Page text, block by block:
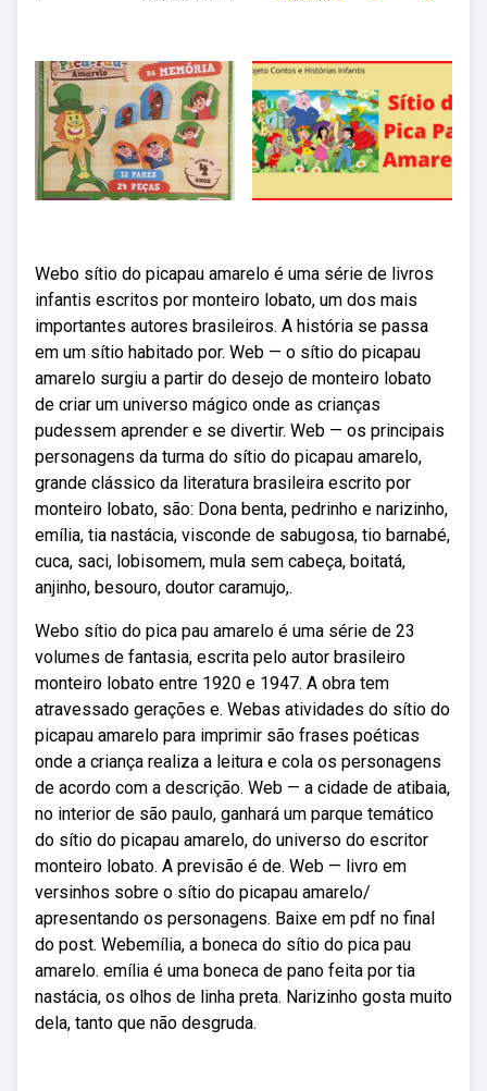
Webo sítio do picapau amarelo é uma série de livros
infantis escritos por monteiro lobato, um dos mais
importantes autores brasileiros. A história se passa
em um sítio habitado por. Web — o sítio do picapau
amarelo surgiu a partir do desejo de monteiro lobato
de criar um universo mágico onde as crianças
pudessem aprender e se divertir. Web — os principais
personagens da turma do sítio do picapau amarelo,
grande clássico da literatura brasileira escrito por
monteiro lobato, são: Dona benta, pedrinho e narizinho,
emília, tia nastácia, visconde de sabugosa, tio barnabé,
cuca, saci, lobisomem, mula sem cabeça, boitatá,
anjinho, besouro, doutor caramujo,.
Webo sítio do pica pau amarelo é uma série de 23
volumes de fantasia, escrita pelo autor brasileiro
monteiro lobato entre 1920 e 1947. A obra tem
atravessado gerações e. Webas atividades do sítio do
picapau amarelo para imprimir são frases poéticas
onde a criança realiza a leitura e cola os personagens
de acordo com a descrição. Web — a cidade de atibaia,
no interior de são paulo, ganhará um parque temático
do sítio do picapau amarelo, do universo do escritor
monteiro lobato. A previsão é de. Web — livro em
versinhos sobre o sítio do picapau amarelo/
apresentando os personagens. Baixe em pdf no final
do post. Webemília, a boneca do sítio do pica pau
amarelo. emília é uma boneca de pano feita por tia
nastácia, os olhos de linha preta. Narizinho gosta muito
dela, tanto que não desgruda.